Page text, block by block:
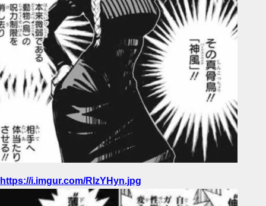
https://i.imgur.com/RIzYHyn.jpg